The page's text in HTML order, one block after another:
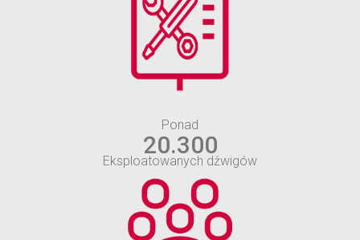
Ponad
20.300
Eksploatowanych dźwigów